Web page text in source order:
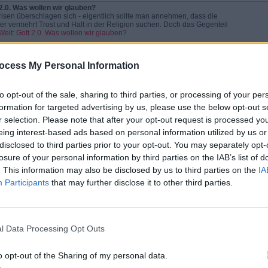
My Personal Information
opt-out of the sale, sharing to third parties, or processing of your
for targeted advertising by us, please use the below opt-out
selection. Please note that after your opt-out request is processed
interest-based ads based on personal information utilized by us
to third parties prior to your opt-out. You may separately
of your personal information by third parties on the IAB’s list of
This information may also be disclosed by us to third parties on the
Participants that may further disclose it to other third parties.
Data Processing Opt Outs
opt-out of the Sharing of my personal data.
Was wollen wir glauben?
überschlagen sich - eigentlich sollte man annehmen, dass die
vermehrt Trost und Halt in der Religion suchen. Doch das Gegenteil
Gott 2.0. Was wollen wir glauben?
- Malaria, Gelbfieber und Dengue
- Verloren im Vergessen
sie langsam ihr Gedächtnis, später sogar ihre Identität. Der
Alzheimer - Verloren im Vergessen
Campingplatz
Köhlmeier erzählt Sagen des klassischen Altertums
Mythen, das sind Geschichten von Liebe, Mord und Eifersucht. Michael
sie in dieser 80-teiligen Sendereihe so eindrucksvoll, dass
- Michael Köhlmeier erzählt Sagen des klassischen Altertums
Köhlmeier erzählt Sagen des klassischen Altertums
sie in dieser 80-teiligen Sendereihe so eindrucksvoll, dass
Was Jugendarmut so ungerecht macht